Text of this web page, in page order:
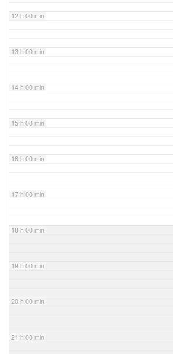
12 h 00 min
13 h 00 min
14 h 00 min
15 h 00 min
16 h 00 min
17 h 00 min
18 h 00 min
19 h 00 min
20 h 00 min
21 h 00 min